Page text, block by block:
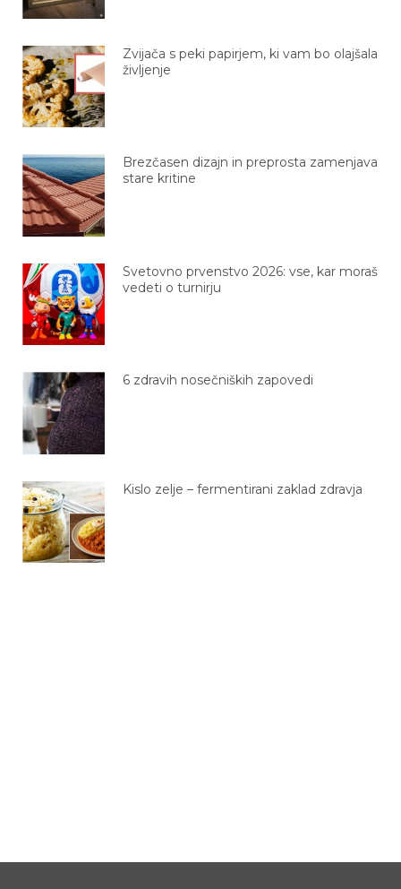
Zvijača s peki papirjem, ki vam bo olajšala
življenje
Brezčasen dizajn in preprosta zamenjava
stare kritine
Svetovno prvenstvo 2026: vse, kar moraš
vedeti o turnirju
6 zdravih nosečniških zapovedi
Kislo zelje – fermentirani zaklad zdravja